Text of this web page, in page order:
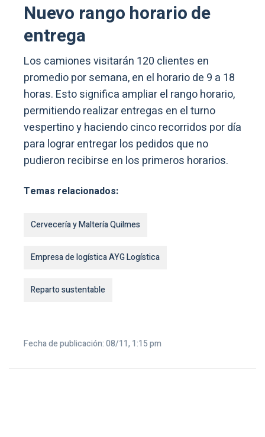
Nuevo rango horario de
entrega
Los camiones visitarán 120 clientes en
promedio por semana, en el horario de 9 a 18
horas. Esto significa ampliar el rango horario,
permitiendo realizar entregas en el turno
vespertino y haciendo cinco recorridos por día
para lograr entregar los pedidos que no
pudieron recibirse en los primeros horarios.
Temas relacionados:
Cervecería y Maltería Quilmes
Empresa de logística AYG Logística
Reparto sustentable
Fecha de publicación: 08/11, 1:15 pm